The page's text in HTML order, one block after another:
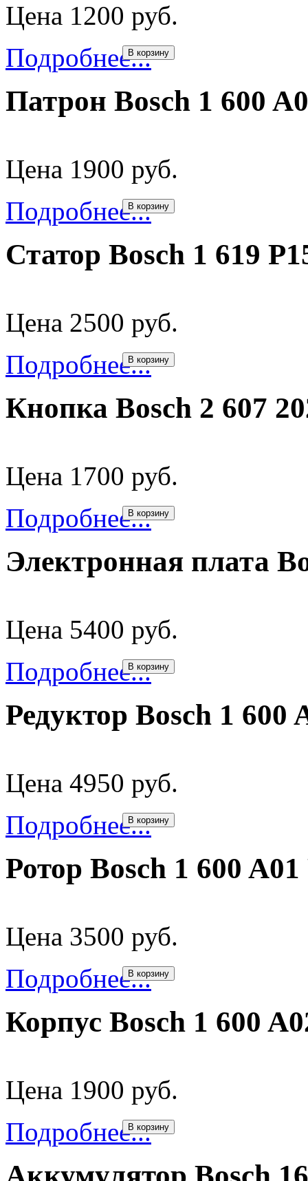
Цена 1200 руб.
Подробнее...
В корзину
Патрон Bosch 1 600
Цена 1900 руб.
Подробнее...
В корзину
Статор Bosch 1 619
Цена 2500 руб.
Подробнее...
В корзину
Кнопка Bosch 2 607
Цена 1700 руб.
Подробнее...
В корзину
Электронная плата
Цена 5400 руб.
Подробнее...
В корзину
Редуктор Bosch 1 600
Цена 4950 руб.
Подробнее...
В корзину
Ротор Bosch 1 600
Цена 3500 руб.
Подробнее...
В корзину
Корпус Bosch 1 600
Цена 1900 руб.
Подробнее...
В корзину